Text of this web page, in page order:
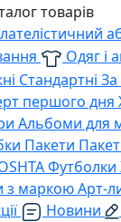
товарів
Одяг і
Стандартні
першого дня
Альбоми для
Пакети
Футболки
з маркоюАрт-
Новини